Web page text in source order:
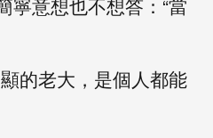
的老大，是個人都能